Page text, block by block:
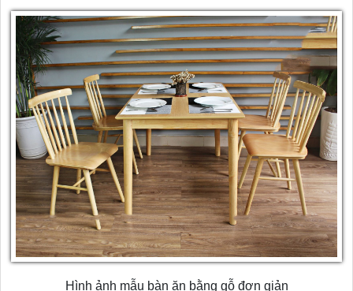
Hình ảnh mẫu bàn ăn bằng gỗ đơn giản